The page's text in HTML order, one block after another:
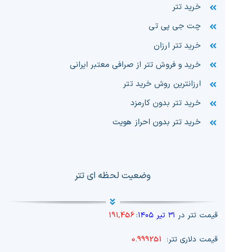
خرید تتر
چت جی پی تی
خرید تتر ارزان
خرید و فروش تتر از صرافی معتبر ایرانی
ارزانترین روش خرید تتر
خرید تتر بدون کارمزد
خرید تتر بدون احراز هویت
وضعیت لحظه ای تتر
قیمت تتر در ۳۱ تیر ۱۴۰۵ :
191,456
قیمت دلاری تتر: 0.999251